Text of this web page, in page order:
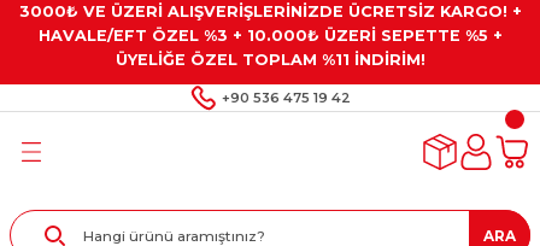
3000₺ VE ÜZERİ ALIŞVERİŞLERİNİZDE ÜCRETSİZ KARGO! +
HAVALE/EFT ÖZEL %3 + 10.000₺ ÜZERİ SEPETTE %5 +
ÜYELİĞE ÖZEL TOPLAM %11 İNDİRİM!
+90 536 475 19 42
Geri Dön
Geri Dön
Geri Dön
Gresler
Geri Dön
Alet Setleri
Geri Dön
Taşları ve
ARA